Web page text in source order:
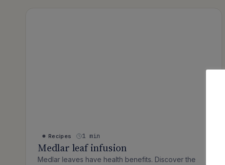
Recipes 1 min
Medlar leaf infusion
Medlar leaves have health benefits. Discover the